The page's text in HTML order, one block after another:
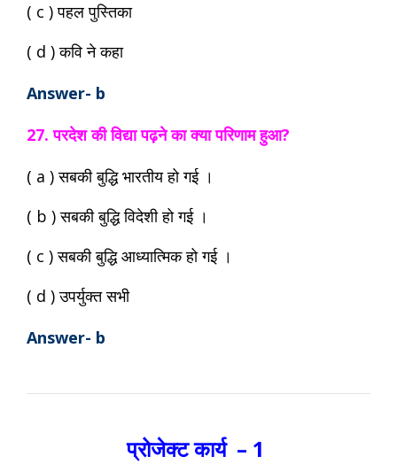
( c ) पहल पुस्तिका
( d ) कवि ने कहा
Answer- b
27. परदेश की विद्या पढ़ने का क्या परिणाम हुआ?
( a ) सबकी बुद्धि भारतीय हो गई ।
( b ) सबकी बुद्धि विदेशी हो गई ।
( c ) सबकी बुद्धि आध्यात्मिक हो गई ।
( d ) उपर्युक्त सभी
Answer- b
प्रोजेक्ट कार्य – 1